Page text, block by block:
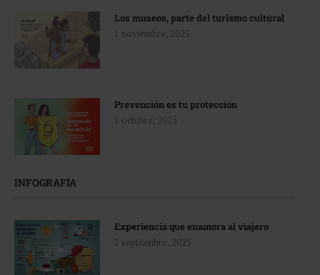
Los museos, parte del turismo cultural
1 noviembre, 2025
Prevención es tu protección
1 octubre, 2025
INFOGRAFÍA
Experiencia que enamora al viajero
1 septiembre, 2025